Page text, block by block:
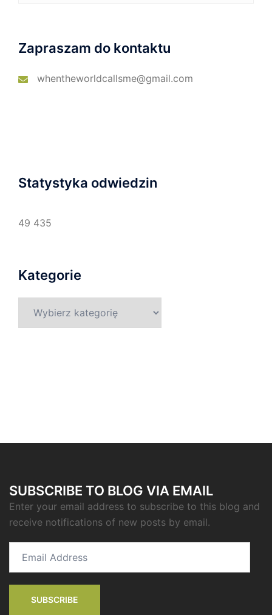
Zapraszam do kontaktu
whentheworldcallsme@gmail.com
Statystyka odwiedzin
49 435
Kategorie
SUBSCRIBE TO BLOG VIA EMAIL
Enter your email address to subscribe to this blog and
receive notifications of new posts by email.
Address
SUBSCRIBE